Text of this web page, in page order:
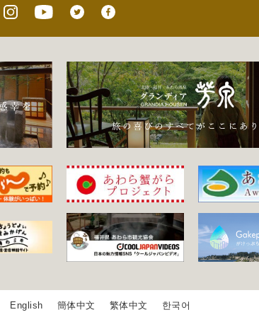
English 簡体中文 繁体中文 한국어